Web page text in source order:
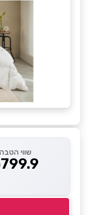
שווי הטבה
799.9